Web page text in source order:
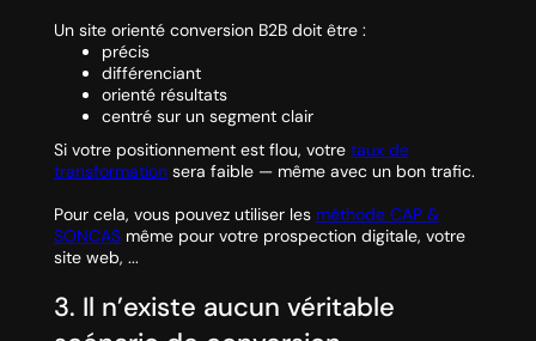
Un site orienté conversion B2B doit être :
précis
différenciant
orienté résultats
centré sur un segment clair
Si votre positionnement est flou, votre taux de
transformationsera faible — même avec un bon trafic.
Pour cela, vous pouvez utiliser les méthode CAP &
SONCASmême pour votre prospection digitale, votre
site web, ...
3. Il n’existe aucun véritable